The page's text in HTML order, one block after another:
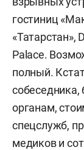
гостиниц
«Татарстан»,
Palace.
полный.
собеседника,
органам,
спецслужб,
медиков и